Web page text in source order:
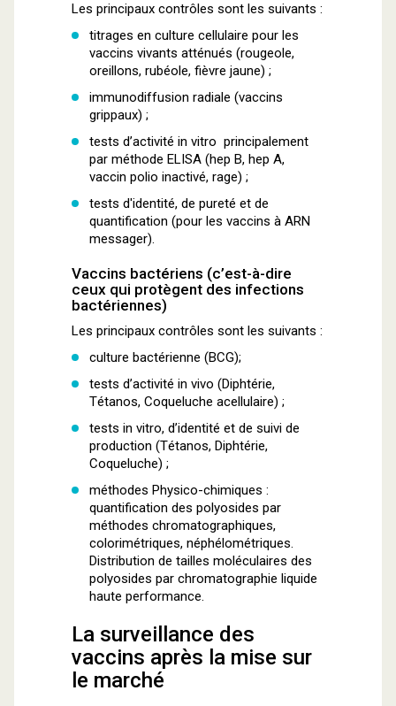
Les principaux contrôles sont les suivants :
titrages en culture cellulaire pour les
vaccins vivants atténués (rougeole,
oreillons, rubéole, fièvre jaune) ;
immunodiffusion radiale (vaccins
grippaux) ;
tests d’activité in vitro principalement
par méthode ELISA (hep B, hep A,
vaccin polio inactivé, rage) ;
tests d'identité, de pureté et de
quantification (pour les vaccins à ARN
messager).
Vaccins bactériens (c’est-à-dire
ceux qui protègent des infections
bactériennes)
Les principaux contrôles sont les suivants :
culture bactérienne (BCG);
tests d’activité in vivo (Diphtérie,
Tétanos, Coqueluche acellulaire) ;
tests in vitro, d’identité et de suivi de
production (Tétanos, Diphtérie,
Coqueluche) ;
méthodes Physico-chimiques :
quantification des polyosides par
méthodes chromatographiques,
colorimétriques, néphélométriques.
Distribution de tailles moléculaires des
polyosides par chromatographie liquide
haute performance.
La surveillance des
vaccins après la mise sur
le marché